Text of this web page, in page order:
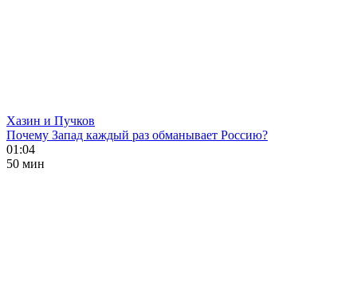
Хазин и Пучков
Почему Запад каждый раз обманывает Россию?
01:04
50 мин